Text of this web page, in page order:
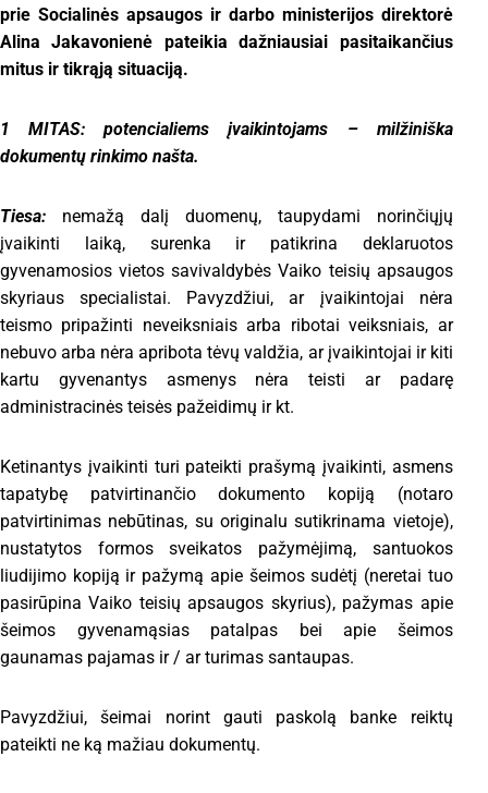
prie Socialinės apsaugos ir darbo ministerijos direktorė
Alina Jakavonienė pateikia dažniausiai pasitaikančius
mitus ir tikrąją situaciją.
1 MITAS:
potencialiems įvaikintojams – milžiniška
dokumentų rinkimo našta.
Tiesa: nemažą dalį duomenų, taupydami norinčiųjų
įvaikinti laiką, surenka ir patikrina deklaruotos
gyvenamosios vietos savivaldybės Vaiko teisių apsaugos
skyriaus specialistai. Pavyzdžiui, ar įvaikintojai nėra
teismo pripažinti neveiksniais arba ribotai veiksniais, ar
nebuvo arba nėra apribota tėvų valdžia, ar įvaikintojai ir kiti
kartu gyvenantys asmenys nėra teisti ar padarę
administracinės teisės pažeidimų ir kt.
Ketinantys įvaikinti turi pateikti prašymą įvaikinti, asmens
tapatybę patvirtinančio dokumento kopiją (notaro
patvirtinimas nebūtinas, su originalu sutikrinama vietoje),
nustatytos formos sveikatos pažymėjimą, santuokos
liudijimo kopiją ir pažymą apie šeimos sudėtį (neretai tuo
pasirūpina Vaiko teisių apsaugos skyrius), pažymas apie
šeimos gyvenamąsias patalpas bei apie šeimos
gaunamas pajamas ir / ar turimas santaupas.
Pavyzdžiui, šeimai norint gauti paskolą banke reiktų
pateikti ne ką mažiau dokumentų.